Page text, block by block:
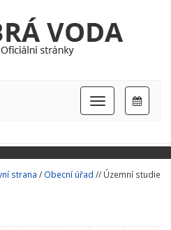
Hlavní
nabídka
strana / Obecní úřad // Územní studie